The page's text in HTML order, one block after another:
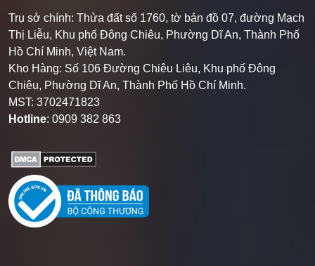
Trụ sở chính: Thửa đất số 1760, tờ bản đồ 07, đường Mạch
Thị Liễu, Khu phố Đông Chiêu, Phường Dĩ An, Thành Phố
Hồ Chí Minh, Việt Nam.
Kho Hàng: Số 106 Đường Chiêu Liêu, Khu phố Đông
Chiêu, Phường Dĩ An, Thành Phố Hồ Chí Minh.
MST: 3702471823
Hotline: 0909 382 863